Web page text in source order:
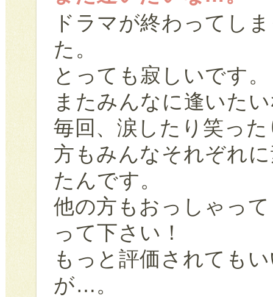
ドラマが終わってし
た。
とっても寂しいです。
またみんなに逢いた
毎回、涙したり笑っ
方もみんなそれぞれ
たんです。
他の方もおっしゃっ
って下さい！
もっと評価されても
が…。